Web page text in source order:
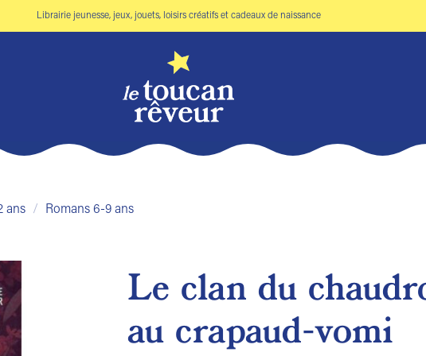
Librairie jeunesse, jeux, jouets, loisirs créatifs et cadeaux de naissance
ans / Romans 6-9 ans
Ajouter
à la liste
de
Le clan du
au crapaud-vomi